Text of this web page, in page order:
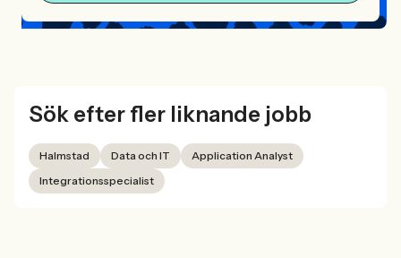
Sök efter fler liknande jobb
Halmstad Data och IT
Application Analyst
Integrationsspecialist